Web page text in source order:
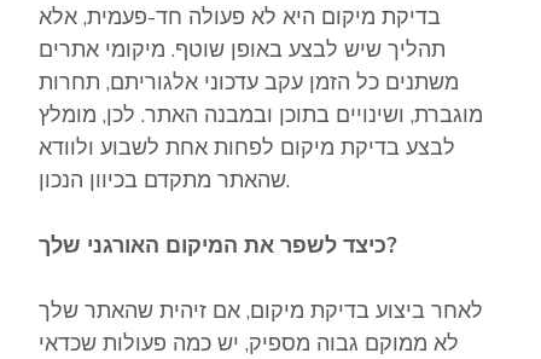
בדיקת מיקום היא לא פעולה חד-פעמית, אלא
תהליך שיש לבצע באופן שוטף. מיקומי אתרים
משתנים כל הזמן עקב עדכוני אלגוריתם, תחרות
מוגברת, ושינויים בתוכן ובמבנה האתר. לכן, מומלץ
לבצע בדיקת מיקום לפחות אחת לשבוע ולוודא
שהאתר מתקדם בכיוון הנכון.
כיצד לשפר את המיקום האורגני שלך?
לאחר ביצוע בדיקת מיקום, אם זיהית שהאתר שלך
לא ממוקם גבוה מספיק, יש כמה פעולות שכדאי